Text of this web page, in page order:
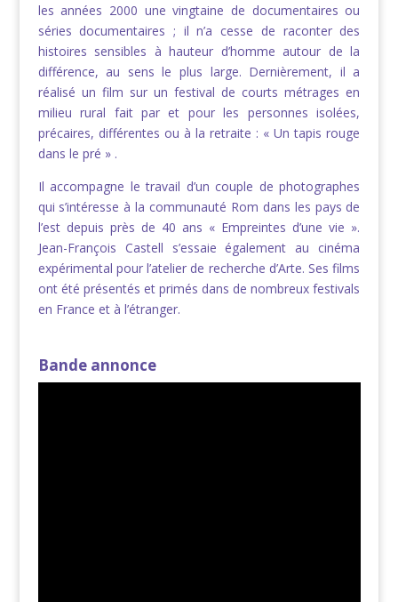
les années 2000 une vingtaine de documentaires ou
séries documentaires ; il n’a cesse de raconter des
histoires sensibles à hauteur d’homme autour de la
différence, au sens le plus large. Dernièrement, il a
réalisé un film sur un festival de courts métrages en
milieu rural fait par et pour les personnes isolées,
précaires, différentes ou à la retraite : « Un tapis rouge
dans le pré » .
Il accompagne le travail d’un couple de photographes
qui s’intéresse à la communauté Rom dans les pays de
l’est depuis près de 40 ans « Empreintes d’une vie ».
Jean-François Castell s’essaie également au cinéma
expérimental pour l’atelier de recherche d’Arte. Ses films
ont été présentés et primés dans de nombreux festivals
en France et à l’étranger.
Bande annonce